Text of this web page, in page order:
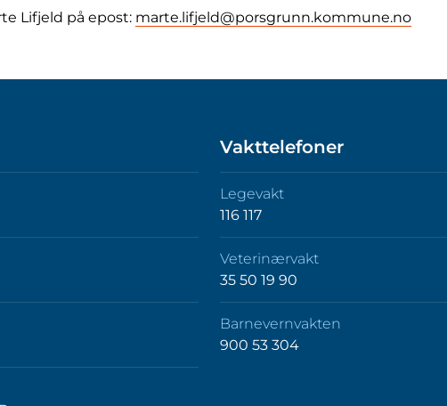
Lifjeld på epost: marte.lifjeld@porsgrunn.kommune.no
Vakttelefoner
Legevakt
116 117
Veterinærvakt
35 50 19 90
Barnevernvakten
900 53 304